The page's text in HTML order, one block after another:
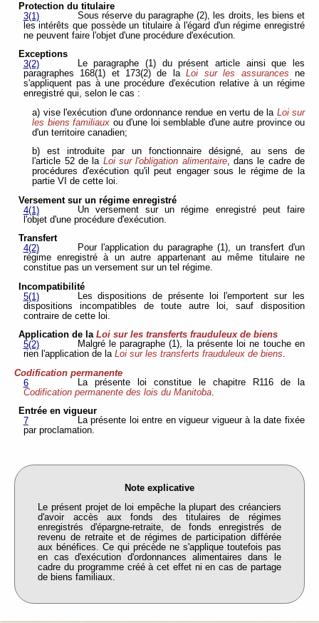
Protection du titulaire
3(1)
Sous réserve du paragraphe (2), les droits, les biens et
les intérêts que possède un titulaire à l'égard d'un régime enregistré
ne peuvent faire l'objet d'une procédure d'exécution.
Exceptions
3(2)
Le paragraphe (1) du présent article ainsi que les
paragraphes 168(1) et 173(2) de laLoi sur les assurances ne
s'appliquent pas à une procédure d'exécution relative à un régime
enregistré qui, selon le cas :
a) vise l'exécution d'une ordonnance rendue en vertu de la Loi sur
les biens familiaux ou d'une loi semblable d'une autre province ou
d'un territoire canadien;
b) est introduite par un fonctionnaire désigné, au sens de
l'article 52 de la Loi sur l'obligation alimentaire, dans le cadre de
procédures d'exécution qu'il peut engager sous le régime de la
partie VI de cette loi.
Versement sur un régime enregistré
4(1)
Un versement sur un régime enregistré peut faire
l'objet d'une procédure d'exécution.
Transfert
4(2)
Pour l'application du paragraphe (1), un transfert d'un
régime enregistré à un autre appartenant au même titulaire ne
constitue pas un versement sur un tel régime.
Incompatibilité
5(1)
Les dispositions de présente loi l'emportent sur les
dispositions incompatibles de toute autre loi, sauf disposition
contraire de cette loi.
Application de laLoi sur les transferts frauduleux de biens
5(2)
Malgré le paragraphe (1), la présente loi ne touche en
rien l'application de la Loi sur les transferts frauduleux de biens.
Codification permanente
6
La présente loi constitue le chapitre R116 de la
Codification permanente des lois du Manitoba.
Entrée en vigueur
7
La présente loi entre en vigueur vigueur à la date fixée
par proclamation.
Note explicative
Le présent projet de loi empêche la plupart des créanciers
d'avoir accès aux fonds des titulaires de régimes
enregistrés d'épargne-retraite, de fonds enregistrés de
revenu de retraite et de régimes de participation différée
aux bénéfices. Ce qui précède ne s'applique toutefois pas
en cas d'exécution d'ordonnances alimentaires dans le
cadre du programme créé à cet effet ni en cas de partage
de biens familiaux.